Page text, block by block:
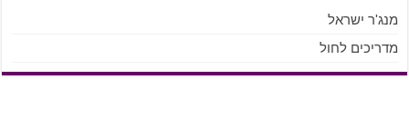
מנג'ר ישראל
מדריכים לחול